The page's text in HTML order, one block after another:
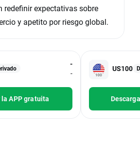
redefinir expectativas sobre
y apetito por riesgo global.
-
-
APP gratuita
US100